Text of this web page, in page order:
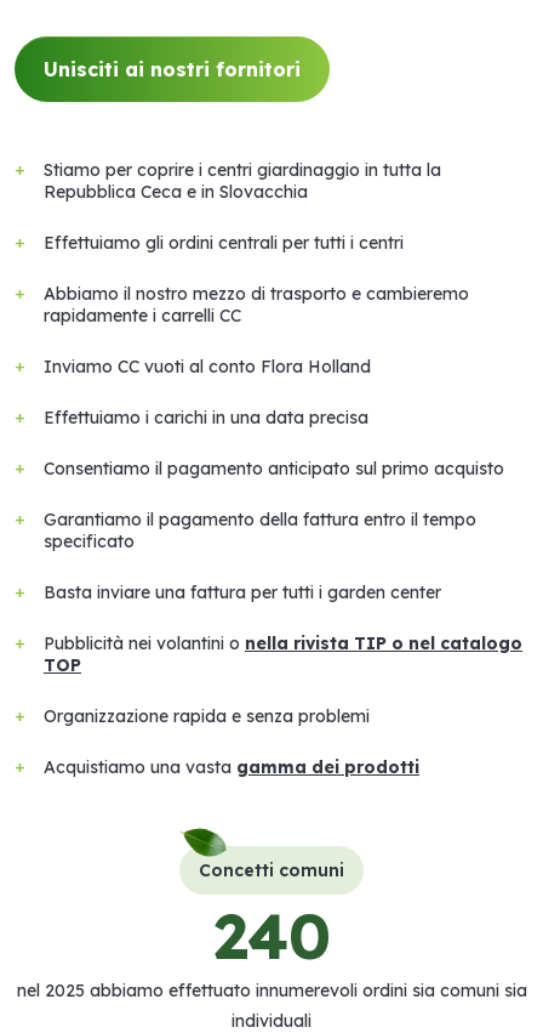
Unisciti ai nostri fornitori
Stiamo per coprire i centri giardinaggio in tutta la
Repubblica Ceca e in Slovacchia
Effettuiamo gli ordini centrali per tutti i centri
Abbiamo il nostro mezzo di trasporto e cambieremo
rapidamente i carrelli CC
Inviamo CC vuoti al conto Flora Holland
Effettuiamo i carichi in una data precisa
Consentiamo il pagamento anticipato sul primo acquisto
Garantiamo il pagamento della fattura entro il tempo
specificato
Basta inviare una fattura per tutti i garden center
Pubblicità nei volantini o nella rivista TIP o nel catalogo
TOP
Organizzazione rapida e senza problemi
Acquistiamo una vasta gamma dei prodotti
Concetti comuni
240
nel 2025 abbiamo effettuato innumerevoli ordini sia comuni sia
individuali